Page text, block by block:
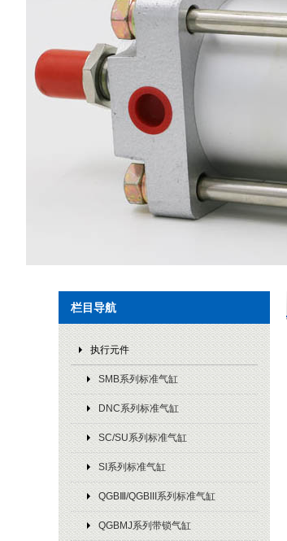
栏目导航
执行元件
SMB系列标准气缸
DNC系列标准气缸
SC/SU系列标准气缸
SI系列标准气缸
QGBⅢ/QGBIII系列标准气缸
QGBMJ系列带锁气缸